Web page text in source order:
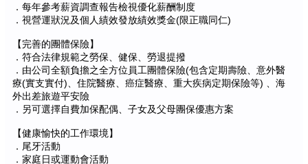
．每年參考薪資調查報告檢視優化薪酬制度
．視營運狀況及個人績效發放績效獎金(限正職同仁)
【完善的團體保險】
．符合法律規範之勞保、健保、勞退提撥
．由公司全額負擔之全方位員工團體保險(包含定期壽險、意外醫
療(實支實付)、住院醫療、癌症醫療、重大疾病定期保險等) 、海
外出差旅遊平安險
．另可選擇自費加保配偶、子女及父母團保優惠方案
【健康愉快的工作環境】
．尾牙活動
．家庭日或運動會活動